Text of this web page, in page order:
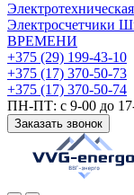
Электросчетчики
ВРЕМЕНИ
+375 (29) 199-43-10
+375 (17) 370-50-73
+375 (17) 370-50-74
ПН-ПТ: с 9-00 до
Заказать звонок